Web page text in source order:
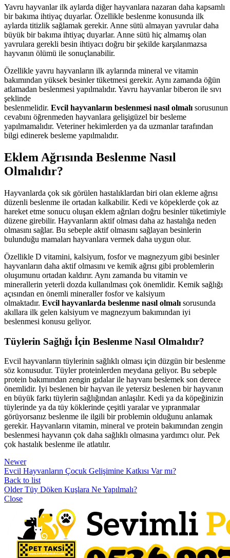
Yavru hayvanlar ilk aylarda diğer hayvanlara nazaran daha kapsamlı
bir bakıma ihtiyaç duyarlar. Özellikle beslenme konusunda ilk
aylarda titizlik sağlamak gerekir. Anne sütü almayan yavrular daha
büyük bir bakıma ihtiyaç duyarlar. Anne sütü hiç almamış olan
yavrulara gerekli besin ihtiyacı doğru bir şekilde karşılanmazsa
hayvanın ölümü ile sonuçlanabilir.
Özellikle yavru hayvanların ilk aylarında mineral ve vitamin
bakımından yüksek besinler tüketmesi gerekir. Aynı zamanda öğün
atlamadan beslenmesi yapılmalıdır. Yavru hayvanlar biberon ile sıvı
şeklinde
beslenmelidir. Evcil hayvanların beslenmesi nasıl olmalı sorusunun
cevabını öğrenmeden hayvanlara gelişigüzel bir besleme
yapılmamalıdır. Veteriner hekimlerden ya da uzmanlar tarafından
bilgi edinerek besleme yapılmalıdır.
Eklem Ağrısında Beslenme Nasıl
Olmalıdır?
Hayvanlarda çok sık görülen hastalıklardan biri olan ekleme ağrısı
düzenli beslenme ile ortadan kalkabilir. Kedi ve köpeklerde çok az
hareket etme sonucu oluşan eklem ağrıları doğru besinler tüketimiyle
düzene girebilir. Hayvanların aktif olması daha az hastalığa neden
olmasını sağlar. Bu sebeple aktif olmasını sağlayan besinlerin
bulunduğu mamaları hayvanlara vermek daha uygun olur.
Özellikle D vitamini, kalsiyum, fosfor ve magnezyum gibi besinler
hayvanların daha aktif olmasını ve kemik ağrısı gibi problemlerin
oluşumunu ortadan kaldırır. Aynı zamanda bu vitamin ve
minerallerin yeterli dozda kullanılması çok önemlidir. Kemik sağlığı
açısından en önemli mineraller fosfor ve kalsiyum
olmaktadır. Evcil hayvanlarda beslenme nasıl olmalı sorusunda
akıllara ilk gelen kalsiyum ve magnezyum bakımından iyi
beslenmesi konusu geliyor.
Tüylerin Sağlığı İçin Beslenme Nasıl Olmalıdır?
Evcil hayvanların tüylerinin sağlıklı olması için düzgün bir beslenme
söz konusudur. Tüyler proteinlerden meydana geliyor. Bu sebeple
protein bakımından zengin gıdalar ile hayvanı beslemek son derece
önemlidir. Iyi beslenen bir hayvan ile yetersiz beslenen bir hayvanın
en büyük farkı tüylerin sağlığından anlaşılır. Kedi ya da köpeğinizin
tüylerinde ya da tüy köklerinde çeşitli yaralar ve yıpranmalar
görüyorsanız beslenme ile ilgili bir problemin olduğunu anlamak
gerekir. Hayvanların vitamin, mineral ve protein bakımından zengin
beslenmesi hayvanın çok daha sağlıklı olmasına yardımcı olur. Pek
çok hastalık beslenme ile atlatılır.
Newer
Evcil Hayvanların Çocuk Gelişimine Katkısı Var mı?
Back to list
Older Tüy Döken Kuşlara Ne Yapılmalı?
Close